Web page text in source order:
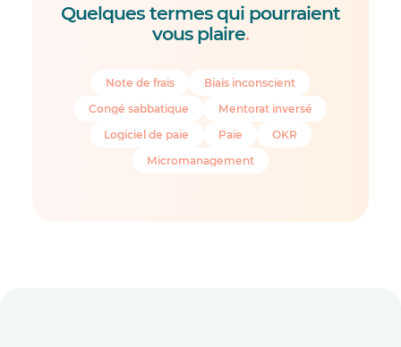
Quelques termes qui pourraient
vous plaire.
Note de frais
Biais inconscient
Congé sabbatique
Mentorat inversé
Logiciel de paie
Paie
OKR
Micromanagement